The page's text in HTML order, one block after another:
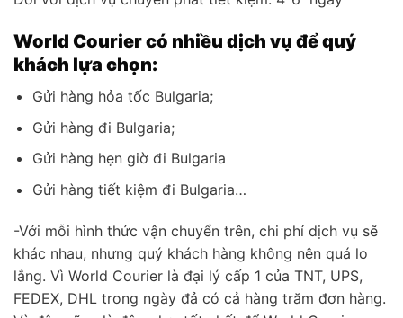
World Courier có nhiều dịch vụ để quý
khách lựa chọn:
Gửi hàng hỏa tốc Bulgaria;
Gửi hàng đi Bulgaria;
Gửi hàng hẹn giờ đi Bulgaria
Gửi hàng tiết kiệm đi Bulgaria…
-Với mỗi hình thức vận chuyển trên, chi phí dịch vụ sẽ
khác nhau, nhưng quý khách hàng không nên quá lo
lắng. Vì World Courier là đại lý cấp 1 của TNT, UPS,
FEDEX, DHL trong ngày đả có cả hàng trăm đơn hàng.